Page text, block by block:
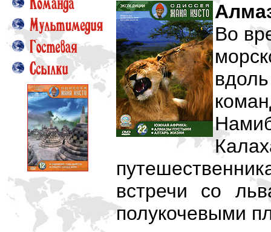
Во
встречи со
полукочевыми